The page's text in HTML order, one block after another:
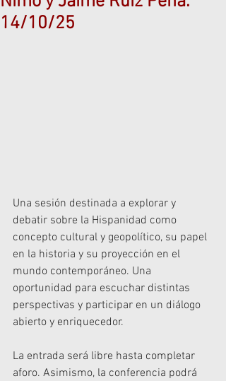
14/10/25
Una sesión destinada a explorar y
debatir sobre la Hispanidad como
concepto cultural y geopolítico, su papel
en la historia y su proyección en el
mundo contemporáneo. Una
oportunidad para escuchar distintas
perspectivas y participar en un diálogo
abierto y enriquecedor.
La entrada será libre hasta completar
aforo. Asimismo, la conferencia podrá